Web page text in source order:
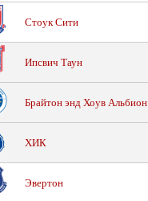
Стоук Сити
Ипсвич Таун
Брайтон энд Хоув Альбион
ХИК
Эвертон